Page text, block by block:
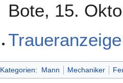
Bote, 15.
Traueranzeige
Kategorien: Mann Mechaniker